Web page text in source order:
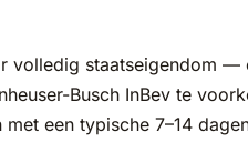
volledig staatseigendom
Busch InBev te
met een typische 7–14